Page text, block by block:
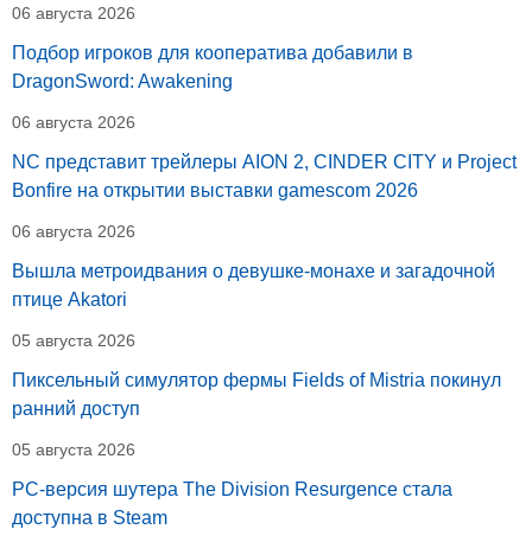
06 августа 2026
Подбор игроков для кооператива добавили в
DragonSword: Awakening
06 августа 2026
NC представит трейлеры AION 2, CINDER CITY и Project
Bonfire на открытии выставки gamescom 2026
06 августа 2026
Вышла метроидвания о девушке-монахе и загадочной
птице Akatori
05 августа 2026
Пиксельный симулятор фермы Fields of Mistria покинул
ранний доступ
05 августа 2026
PC-версия шутера The Division Resurgence стала
доступна в Steam